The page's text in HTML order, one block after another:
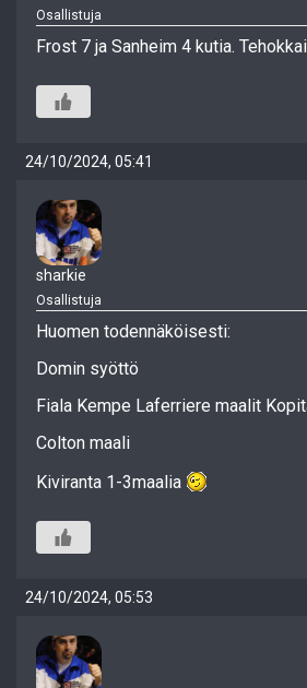
Osallistuja
Frost 7 ja Sanheim 4 kutia.
24/10/2024, 05:41
sharkie
Osallistuja
Huomen todennäköisesti:
Domin syöttö
Fiala Kempe Laferriere maalit
Colton maali
Kiviranta 1-3maalia
24/10/2024, 05:53